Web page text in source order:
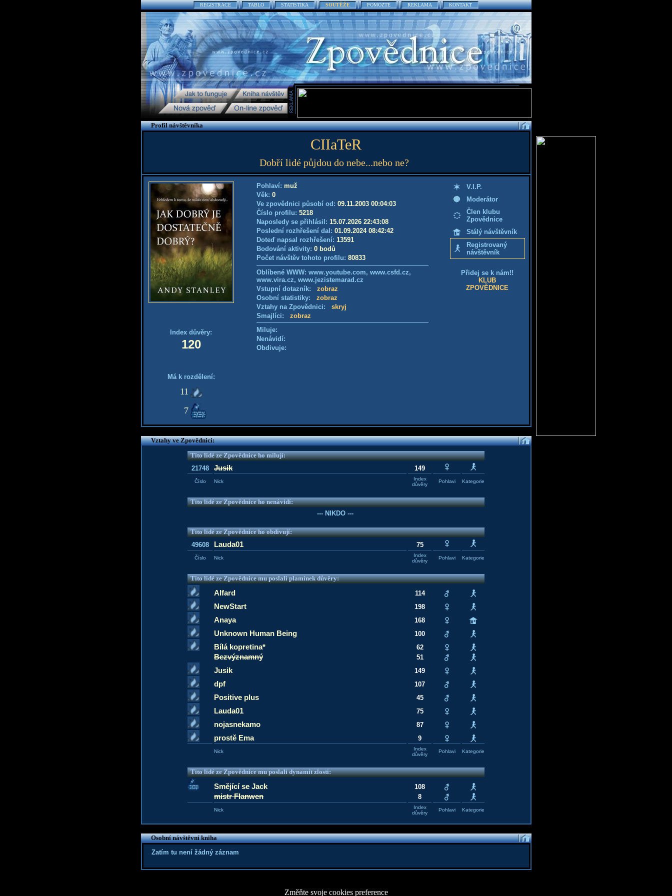
REGISTRACE TABLO STATISTIKA SOUTĚŽE POMOZTE REKLAMA KONTAKT
Profil návštěvníka
CIIaTeR
Dobří lidé půjdou do nebe...nebo ne?
Index důvěry:
120
Má k rozdělení:
11
7
Pohlaví: muž
Věk: 0
Ve zpovědnici působí od: 09.11.2003 00:04:03
Číslo profilu: 5218
Naposledy se přihlásil: 15.07.2026 22:43:08
Poslední rozhřešení dal: 01.09.2024 08:42:42
Doteď napsal rozhřešení: 13591
Bodování aktivity: 0 bodů
Počet návštěv tohoto profilu: 80833
Oblíbené WWW: www.youtube.com, www.csfd.cz,
www.vira.cz, www.jezistemarad.cz
Vstupní dotazník: zobraz
Osobní statistiky: zobraz
Vztahy na Zpovědnici: skryj
Smajlíci: zobraz
Miluje:
Nenávidí:
Obdivuje:
V.I.P.
Moderátor
Člen klubu
Zpovědnice
Stálý návštěvník
Registrovaný
návštěvník
Přidej se k nám!!
KLUB
ZPOVĚDNICE
Vztahy ve Zpovědnici:
Tito lidé ze Zpovědnice ho milují:
21748
Jusik 149
Číslo Nick
Index
důvěry
Pohlavi Kategorie
Tito lidé ze Zpovědnice ho nenávidí:
--- NIKDO ---
Tito lidé ze Zpovědnice ho obdivují:
49608
Lauda01 75
Číslo Nick
Index
důvěry
Pohlavi Kategorie
Tito lidé ze Zpovědnice mu poslali plamínek důvěry:
Alfard 114
NewStart 198
Anaya 168
Unknown Human Being 100
Bílá kopretina* 62
Bezvýznamný 51
Jusik 149
dpf 107
Positive plus 45
Lauda01 75
nojasnekamo 87
prostě Ema 9
Nick
Index
důvěry
Pohlavi Kategorie
Tito lidé ze Zpovědnice mu poslali dynamit zlosti:
Smějící se Jack 108
mistr Flanwen 8
Nick
Index
důvěry
Pohlavi Kategorie
Osobní návštěvní kniha
Zatím tu není žádný záznam
Změňte svoje cookies preference